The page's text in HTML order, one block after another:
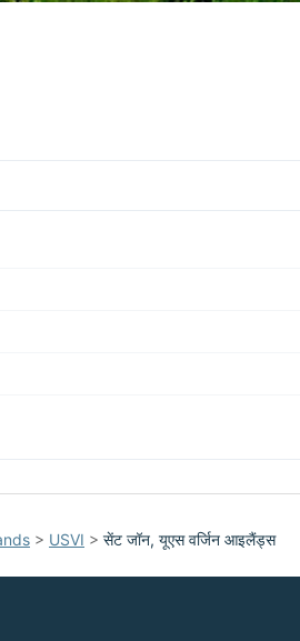
mi
> USVI > सेंट जॉन, यूएस वर्जिन आइलैंड्स